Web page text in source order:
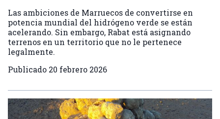
Las ambiciones de Marruecos de convertirse en
potencia mundial del hidrógeno verde se están
acelerando. Sin embargo, Rabat está asignando
terrenos en un territorio que no le pertenece
legalmente.
Publicado 20 febrero 2026